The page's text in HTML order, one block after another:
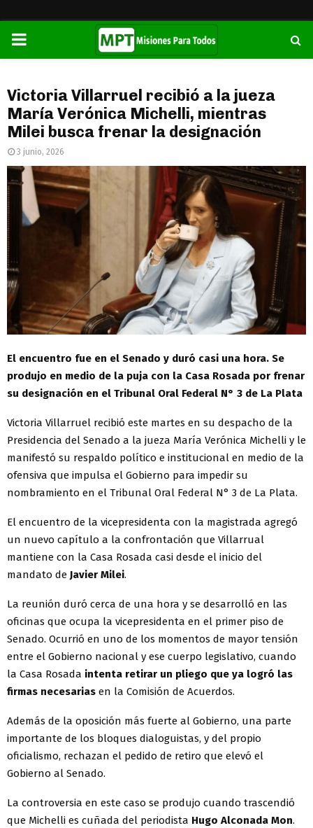
PRIMARY
Victoria Villarruel recibió a la jueza
María Verónica Michelli, mientras
Milei busca frenar la designación
3 junio, 2026
El encuentro fue en el Senado y duró casi una hora. Se
produjo en medio de la puja con la Casa Rosada por frenar
su designación en el Tribunal Oral Federal N° 3 de La Plata
Victoria Villarruel recibió este martes en su despacho de la
Presidencia del Senado a la jueza María Verónica Michelli y le
manifestó su respaldo político e institucional en medio de la
ofensiva que impulsa el Gobierno para impedir su
nombramiento en el Tribunal Oral Federal N° 3 de La Plata.
El encuentro de la vicepresidenta con la magistrada agregó
un nuevo capítulo a la confrontación que Villarrual
mantiene con la Casa Rosada casi desde el inicio del
mandato de Javier Milei.
La reunión duró cerca de una hora y se desarrolló en las
oficinas que ocupa la vicepresidenta en el primer piso de
Senado. Ocurrió en uno de los momentos de mayor tensión
entre el Gobierno nacional y ese cuerpo legislativo, cuando
la Casa Rosada intenta retirar un pliego que ya logró las
firmas necesarias en la Comisión de Acuerdos.
Además de la oposición más fuerte al Gobierno, una parte
importante de los bloques dialoguistas, y del propio
oficialismo, rechazan el pedido de retiro que elevó el
Gobierno al Senado.
La controversia en este caso se produjo cuando trascendió
que Michelli es cuñada del periodista Hugo Alconada Mon.